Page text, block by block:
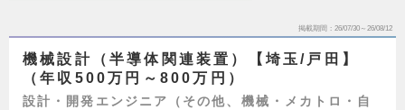
掲載期間 26/07/30～26/08/12
機械設計（半導体関連装置）【埼玉/戸田】
（年収500万円～800万円）
設計・開発エンジニア（その他、機械・メカトロ・自